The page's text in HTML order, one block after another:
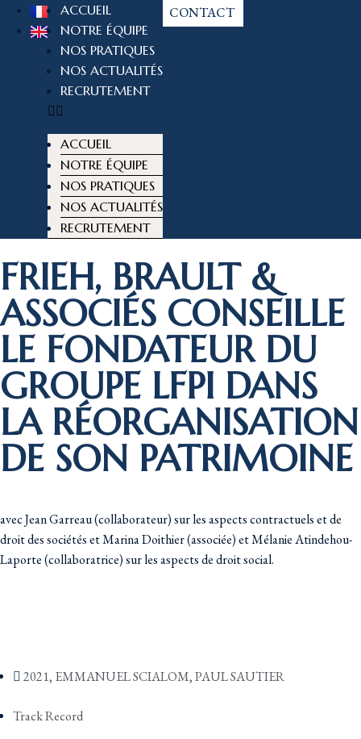
ACCUEIL
NOTRE ÉQUIPE
NOS PRATIQUES
NOS ACTUALITÉS
RECRUTEMENT
ACCUEIL
NOTRE ÉQUIPE
NOS PRATIQUES
NOS ACTUALITÉS
RECRUTEMENT
CONTACT
FRIEH, BRAULT &
ASSOCIÉS CONSEILLE
LE FONDATEUR DU
GROUPE LFPI DANS
LA RÉORGANISATION
DE SON PATRIMOINE
avec Jean Garreau (collaborateur) sur les aspects contractuels et de
droit des sociétés et Marina Doithier (associée) et Mélanie Atindehou-
Laporte (collaboratrice) sur les aspects de droit social.
2021, EMMANUEL SCIALOM,PAUL SAUTIER
Track Record